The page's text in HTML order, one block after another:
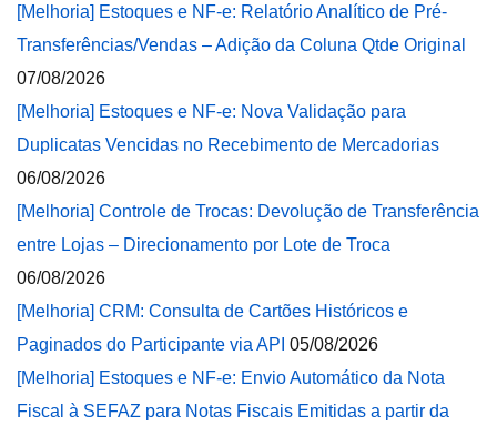
[Melhoria] Estoques e NF-e: Relatório Analítico de Pré-
Transferências/Vendas – Adição da Coluna Qtde Original
07/08/2026
[Melhoria] Estoques e NF-e: Nova Validação para
Duplicatas Vencidas no Recebimento de Mercadorias
06/08/2026
[Melhoria] Controle de Trocas: Devolução de Transferência
entre Lojas – Direcionamento por Lote de Troca
06/08/2026
[Melhoria] CRM: Consulta de Cartões Históricos e
Paginados do Participante via API 05/08/2026
[Melhoria] Estoques e NF-e: Envio Automático da Nota
Fiscal à SEFAZ para Notas Fiscais Emitidas a partir da